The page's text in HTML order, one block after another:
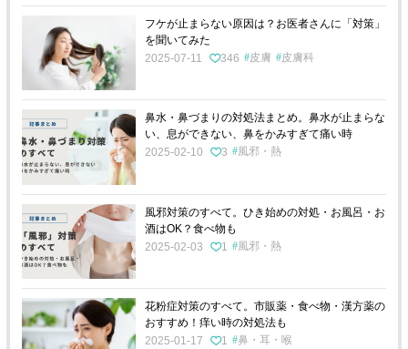
フケが止まらない原因は？お医者さんに「対策」
を聞いてみた
2025-07-11
346 皮膚 皮膚科
鼻水・鼻づまりの対処法まとめ。鼻水が止まらな
い、息ができない、鼻をかみすぎて痛い時
2025-02-10
3 風邪・熱
風邪対策のすべて。ひき始めの対処・お風呂・お
酒はOK？食べ物も
2025-02-03
1 風邪・熱
花粉症対策のすべて。市販薬・食べ物・漢方薬の
おすすめ！痒い時の対処法も
2025-01-17
1 鼻・耳・喉